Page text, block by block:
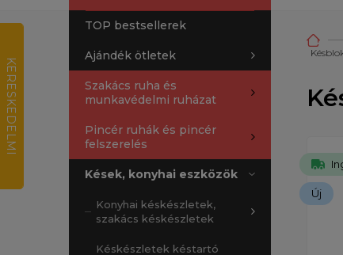
TOP bestsellerek
Ajándék ötletek
Szakács ruha és
munkavédelmi ruházat
Pincér ruhák és pincér
felszerelés
Kések, konyhai eszközök
Konyhai késkészletek,
szakács késkészletek
Késkészletek késtartó
Új
K
E
R
E
S
K
E
D
E
L
M
I
R
T
É
K
E
L
É